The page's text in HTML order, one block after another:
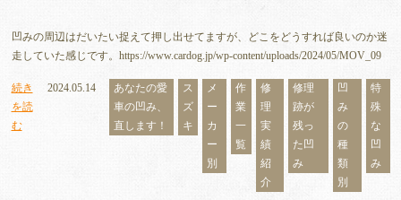
凹みの周辺はだいたい捉えて押し出せてますが、どこをどうすれば良いのか迷
走していた感じです。https://www.cardog.jp/wp-content/uploads/2024/05/MOV_09
続き
を読
む
2024.05.14
あなたの愛
車の凹み、
直します！
ス
ズ
キ
メ
ー
カ
ー
別
作
業
一
覧
修
理
実
績
紹
介
修理
跡が
残っ
た凹
み
凹
み
の
種
類
別
特
殊
な
凹
み